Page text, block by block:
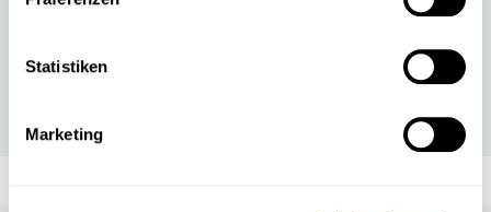
Statistiken
Marketing
die eigentlich gut?
FNR